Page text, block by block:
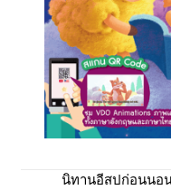
นิทานอีสปก่อนนอ